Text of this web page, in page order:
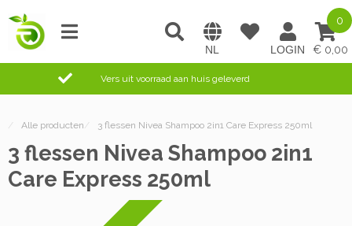
0,00
0
Vers uit voorraad aan huis geleverd
/ Alle producten / 3 flessen Nivea Shampoo 2in1 Care Express 250ml
3 flessen Nivea Shampoo 2in1
Care Express 250ml